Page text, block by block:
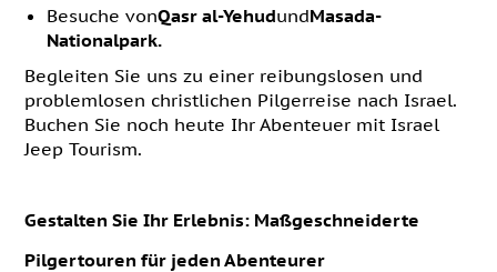
Besuche vonQasr al-YehudundMasada-
Nationalpark.
Begleiten Sie uns zu einer reibungslosen und
problemlosen christlichen Pilgerreise nach Israel.
Buchen Sie noch heute Ihr Abenteuer mit Israel
Jeep Tourism.
Gestalten Sie Ihr Erlebnis: Maßgeschneiderte
Pilgertouren für jeden Abenteurer